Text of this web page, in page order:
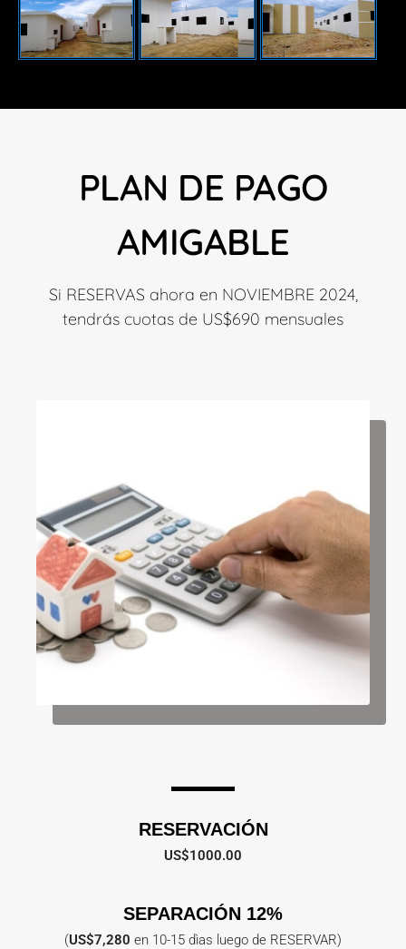
PLAN DE PAGO
AMIGABLE
Si RESERVAS ahora en NOVIEMBRE 2024,
tendrás cuotas de US$690 mensuales
RESERVACIÓN
US$1000.00
SEPARACIÓN 12%
(US$7,280 en 10-15 dìas luego de RESERVAR)